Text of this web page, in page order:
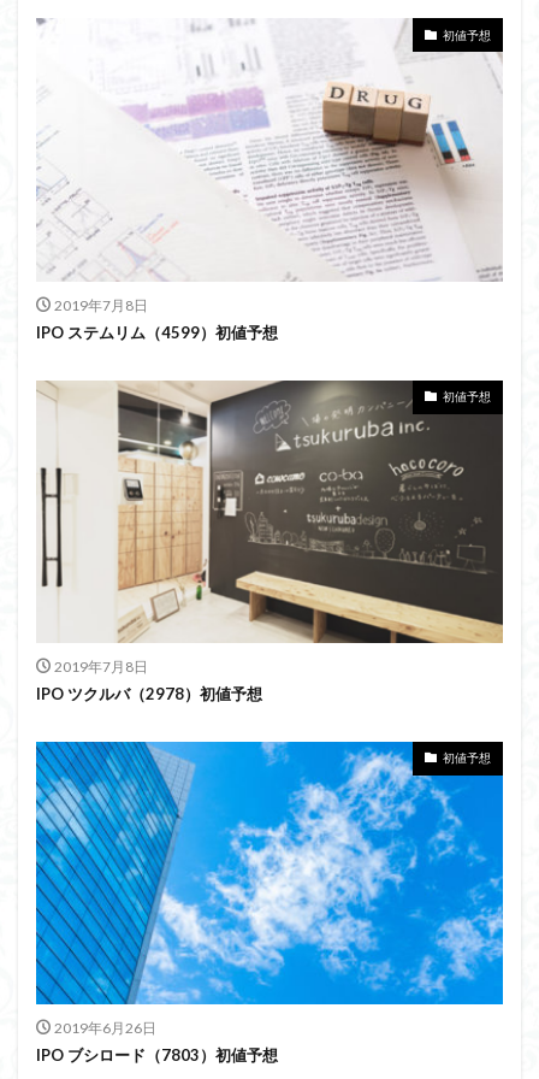
初値予想
2019年7月8日
IPO ステムリム（4599）初値予想
初値予想
2019年7月8日
IPO ツクルバ（2978）初値予想
初値予想
2019年6月26日
IPO ブシロード（7803）初値予想